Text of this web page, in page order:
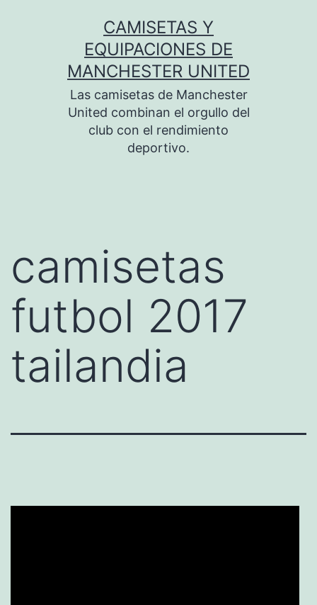
CAMISETAS Y
EQUIPACIONES DE
MANCHESTER UNITED
Las camisetas de Manchester
United combinan el orgullo del
club con el rendimiento
deportivo.
camisetas
futbol 2017
tailandia